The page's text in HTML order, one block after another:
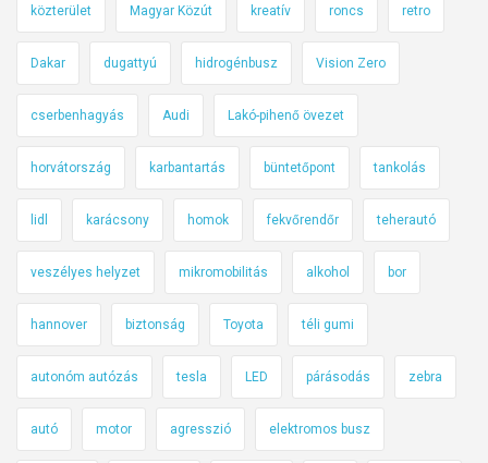
közterület Magyar Közút kreatív roncs retro
Dakar dugattyú hidrogénbusz Vision Zero
cserbenhagyás Audi Lakó-pihenő övezet
horvátország karbantartás büntetőpont tankolás
lidl karácsony homok fekvőrendőr teherautó
veszélyes helyzet mikromobilitás alkohol bor
hannover biztonság Toyota téli gumi
autonóm autózás tesla LED párásodás zebra
autó motor agresszió elektromos busz